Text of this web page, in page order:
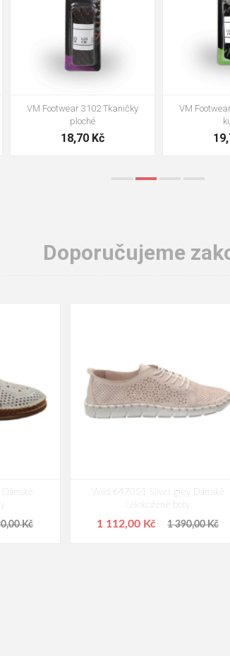
VM Footwear 3102 Tkaničky
ploché
18,70 Kč
VM
Doporučujeme
Kč
Wild 647051 Silver grey Dámské
celokožené boty
1 112,00 Kč 1 390,00 Kč